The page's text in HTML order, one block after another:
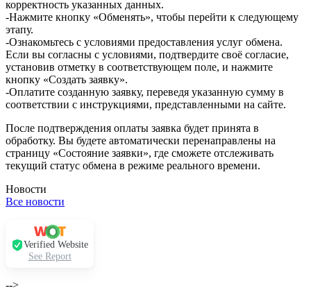
корректность указанных данных.
-Нажмите кнопку «Обменять», чтобы перейти к следующему
этапу.
-Ознакомьтесь с условиями предоставления услуг обмена.
Если вы согласны с условиями, подтвердите своё согласие,
установив отметку в соответствующем поле, и нажмите
кнопку «Создать заявку».
-Оплатите созданную заявку, переведя указанную сумму в
соответствии с инструкциями, представленными на сайте.
После подтверждения оплаты заявка будет принята в
обработку. Вы будете автоматически перенаправлены на
страницу «Состояние заявки», где сможете отслеживать
текущий статус обмена в режиме реального времени.
Новости
Все новости
Verified Website
See Report
-->